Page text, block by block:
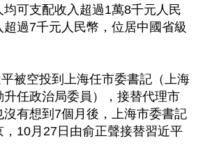
可支配收入超過1萬8千元人民
過7千元人民幣，位居中國省級
被空投到上海任市委書記（上海
任政治局委員），接替代理市
有想到7個月後，上海市委書記
，10月27日由俞正聲接替習近平